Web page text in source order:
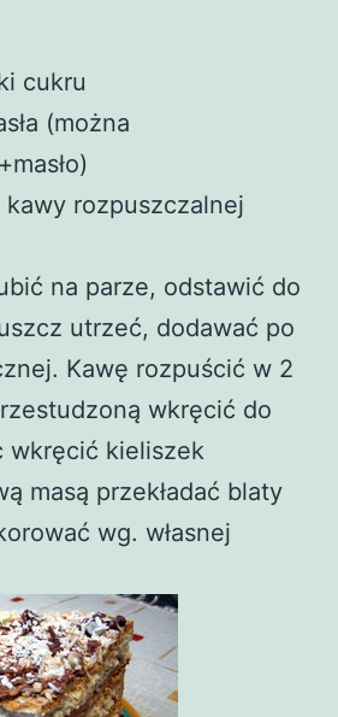
cukru
(można
kawy rozpuszczalnej
na parze, odstawić do
utrzeć, dodawać po
Kawę rozpuścić w 2
wkręcić do
wkręcić kieliszek
masą przekładać blaty
wg. własnej